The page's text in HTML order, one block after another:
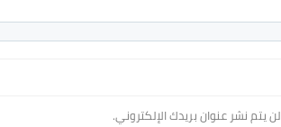
لن يتم نشر عنوان بريدك الإلكتروني.